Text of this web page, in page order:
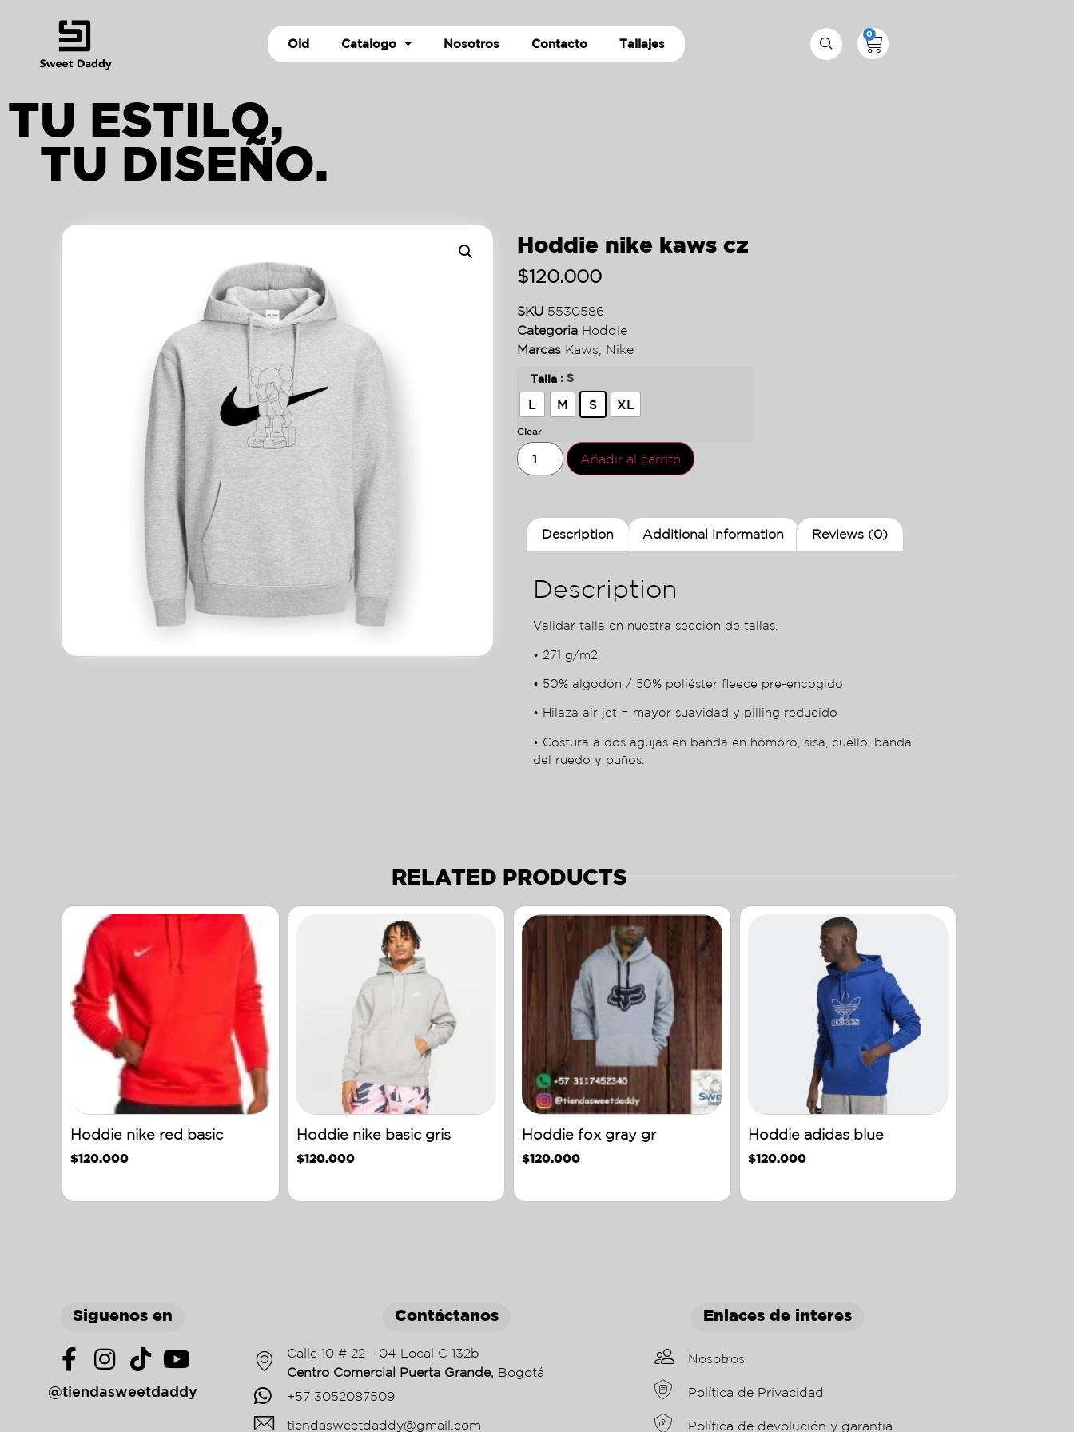
Old Catalogo Nosotros Contacto Tallajes
0
TU ESTILO,
TU DISEÑO.
Hoddie nike kaws cz
$120.000
SKU 5530586
Categoria Hoddie
Marcas Kaws Nike
Talla : S
L M S XL
Clear
Añadir al carrito
Description Additional information Reviews (0)
Description
Validar talla en nuestra sección de tallas.
• 271 g/m2
• 50% algodón / 50% poliéster fleece pre-encogido
• Hilaza air jet = mayor suavidad y pilling reducido
• Costura a dos agujas en banda en hombro, sisa, cuello, banda
del ruedo y puños.
RELATED PRODUCTS
Hoddie nike red basic
$120.000
Hoddie nike basic gris
$120.000
Hoddie fox gray gr
$120.000
Hoddie adidas blue
$120.000
Siguenos en
@tiendasweetdaddy
Contáctanos
Calle 10 # 22 - 04 Local C 132b
Centro Comercial Puerta Grande, Bogotá
+57 3052087509
tiendasweetdaddy@gmail.com
Enlaces de interes
Nosotros
Política de Privacidad
Política de devolución y garantía